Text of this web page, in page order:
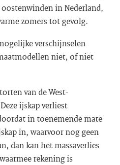
in Nederland,
zomers tot gevolg.
verschijnselen
niet, of niet
van de West-
ijskap verliest
in toenemende mate
in, waarvoor nog geen
dan kan het massaverlies
rekening is